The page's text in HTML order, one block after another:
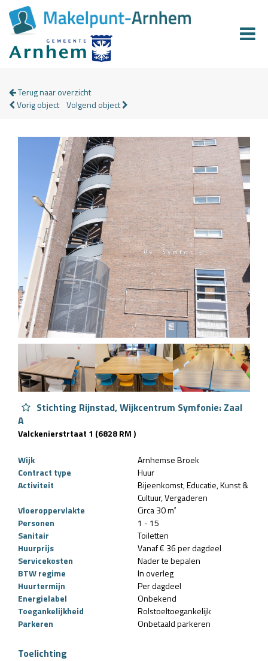
Terug naar overzicht
Vorig object Volgend object
Stichting Rijnstad, Wijkcentrum Symfonie: Zaal
A
Valckenierstrtaat 1 (6828 RM )
Wijk
Arnhemse Broek
Contract type
Huur
Activiteit
Bijeenkomst Educatie Kunst &
Cultuur Vergaderen
Vloeroppervlakte
Circa 30 m²
Personen
1 - 15
Sanitair
Toiletten
Huurprijs
Vanaf € 36 per dagdeel
Servicekosten
Nader te bepalen
BTW regime
In overleg
Huurtermijn
Per dagdeel
Energielabel
Onbekend
Toegankelijkheid
Rolstoeltoegankelijk
Parkeren
Onbetaald parkeren
Toelichting